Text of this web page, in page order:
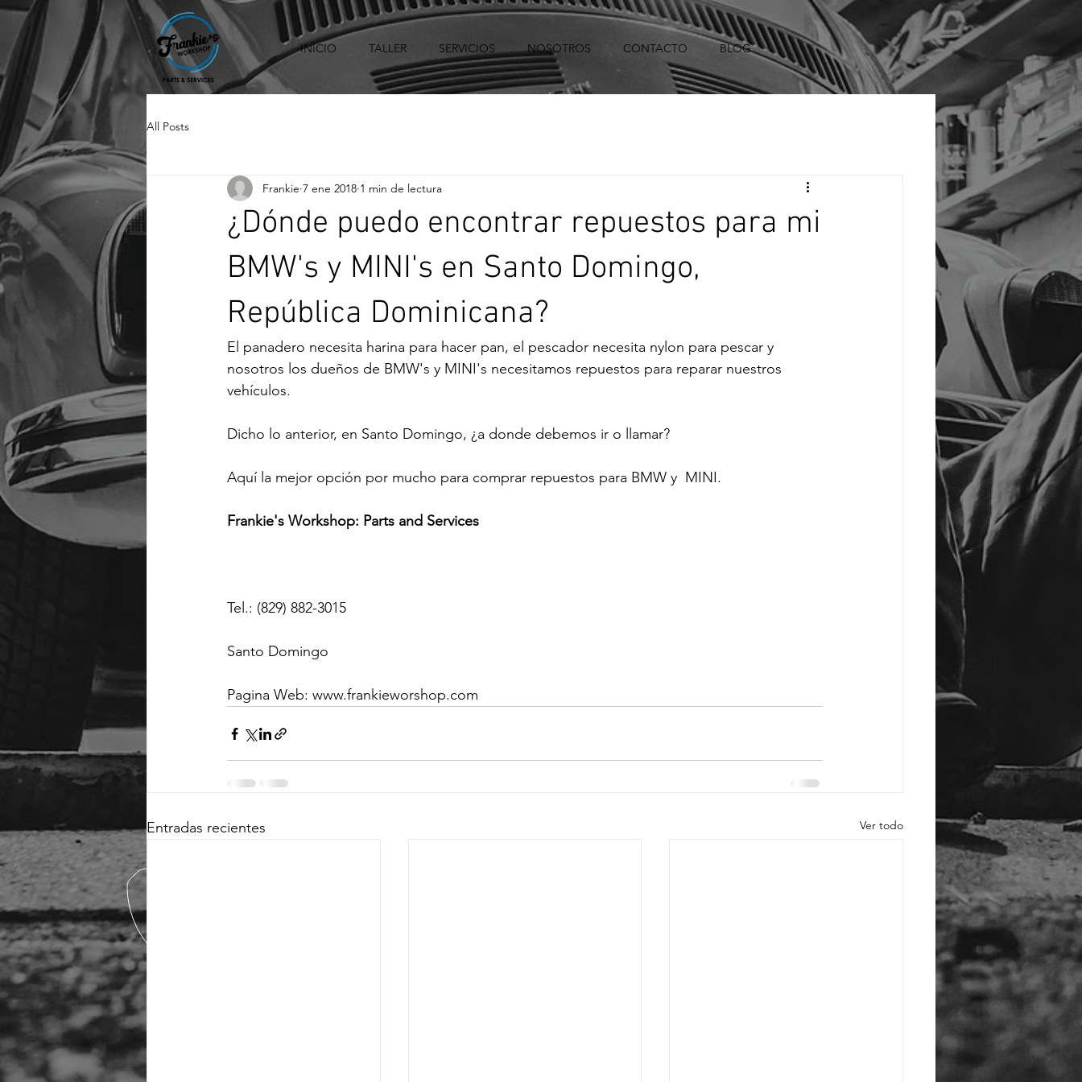
INICIO TALLER SERVICIOS NOSOTROS CONTACTO BLOG
All Posts
¿Dónde puedo encontrar repuestos para mi
BMW's y MINI's en Santo Domingo,
República Dominicana?
Frankie 7 ene 2018 1 min de lectura
El panadero necesita harina para hacer pan, el pescador necesita nylon para pescar y
nosotros los dueños de BMW's y MINI's necesitamos repuestos para reparar nuestros
vehículos.
Dicho lo anterior, en Santo Domingo, ¿a donde debemos ir o llamar?
Aquí la mejor opción por mucho para comprar repuestos para BMW y  MINI.
Frankie's Workshop: Parts and Services
Tel.: (829) 882-3015
Santo Domingo
Pagina Web: www.frankieworshop.com
Entradas recientes Ver todo